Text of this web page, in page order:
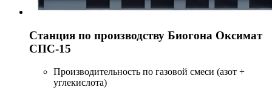
Станция по производству Биогона Оксимат
СПС-15
Производительность по газовой смеси (азот +
углекислота)